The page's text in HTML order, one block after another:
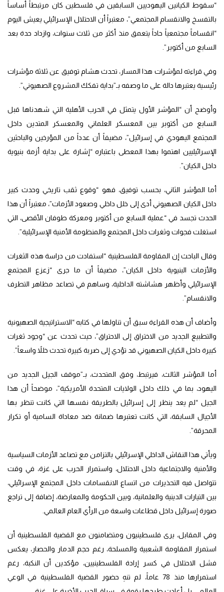
“سقوط الكيانين اليهوديين السابقين في فلسطين كان مرتبطاً أساساً
بالتفسخ والانقسام المجتمعي”، معتبراً أن الاحتلال الإسرائيلي يعيش اليوم
“انقساماً مجتمعياً حاداً يتعمق منذ أكثر من ثلاث سنوات، وازداد حدة بعد
السابع من أكتوبر”.
وفي قراءته لمؤشرات هذا المسار، تحدث هشام توفيق عن ثلاثة مؤشرات
رئيسية يعتبرها دالة على ما وصفه بـ”بداية تفكك المشروع الصهيوني”.
وأوضح أن “المؤشر الأول يتمثل في الحرب الأهلية التي شهدناها قبل
السابع من أكتوبر بين المعسكر العلماني والمعسكر المتدين داخل
المجتمع اليهودي في إسرائيل”، مضيفاً أن عدداً من المؤرخين والباحثين
الإسرائيليين اهتموا بهذا المعطى باعتباره “إشارة على بداية أزمة بنيوية
داخل الكيان”.
أما المؤشر الثاني، بحسب توفيق، فهو “وقوع ثقب تاريخي وحدث كبير
داخل الكيان الصهيوني أدى إلى خلل داخلي وصعود الأزمات”، معتبراً أن هذا
الحدث تجسد في “عملية السابع من أكتوبر ومعركة طوفان الأقصى، التي
استغلت فجوات وثغرات داخل المجتمع والمنظومة الأمنية الإسرائيلية”.
وقال الباحث إن المقاومة الفلسطينية “استفادت من دراسة هذه الثغرات
والأزمات البنيوية داخل الكيان”، مضيفاً أن ما جرى “زعزع المجتمع
الإسرائيلي وأظهر هشاشته الداخلية، وساهم في تصاعد مظاهر التطرف
والانقسام”.
وأضاف أن هذه القراءة سبق أن تناولها في كتابه “الاستراتيجية الصهيونية
والتطبيع الجديد من الاختراق إلى الاحتراق”، حيث تحدث عن “وجود ثغرات
كبيرة داخل الكيان الصهيوني قد تؤدي إلى ضربة كبيرة تحدث خللاً واسعاً”.
أما المؤشر الثالث، فيرتبط، وفق المتحدث، بـ”موقف الجيل الجديد من
اليهود، بما في ذلك داخل الولايات المتحدة الأمريكية”، موضحاً أن هذا
الجيل “لم يعد ينظر إلى إسرائيل بالطريقة نفسها التي كانت تنظر بها
الأجيال السابقة، التي كانت تعتبرها ضمانة ضد معاداة السامية أو تكرار
المحرقة”.
ويأتي هذا النقاش الداخلي الإسرائيلي بالتزامن مع تصاعد الأزمات السياسية
والأمنية والاجتماعية داخل الاحتلال، واستمرار الحرب على غزة، في وقت
تتواصل فيه التحذيرات من اتساع الانقسامات داخل المجتمع الإسرائيلي،
بين التيارات الدينية والعلمانية، وبين الحكومة والمعارضة، إضافة إلى تراجع
صورة إسرائيل داخل قطاعات واسعة من الرأي العام العالمي.
وفي المقابل، يرى فلسطينيون ومتضامنون مع القضية الفلسطينية أن
استمرار المقاومة الشعبية والمسلحة، رغم حجم الدمار والحصار، يعكس
فشل الاحتلال في كسر إرادة الفلسطينيين، مؤكدين أن النكبة، رغم
استمرارها منذ 78 عاماً، لم تنهِ حضور القضية الفلسطينية في الوعي